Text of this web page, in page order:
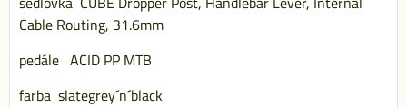
Cable Routing, 31.6mm
pedále ACID PP MTB
farba slategrey´n´black